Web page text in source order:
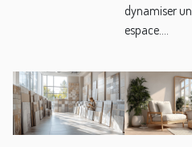
dynamiser un
espace....